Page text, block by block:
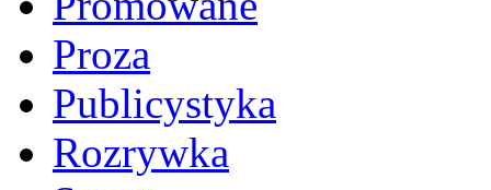
Proza
Publicystyka
Rozrywka